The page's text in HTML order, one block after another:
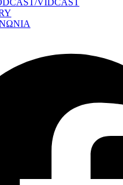
VIDCAST